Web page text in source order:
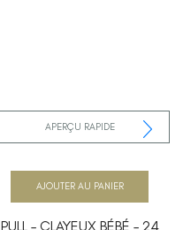
APERÇU RAPIDE
PULL – CLAYEUX BÉBÉ – 24
AJOUTER AU PANIER